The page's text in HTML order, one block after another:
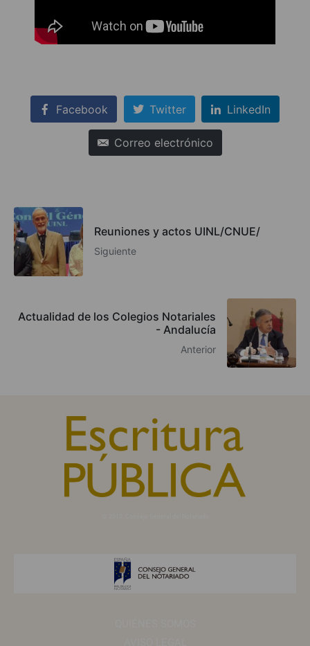
Facebook Twitter LinkedIn
Correo electrónico
Reuniones y actos UINL/CNUE/
Siguiente
Actualidad de los Colegios Notariales
- Andalucía
Anterior